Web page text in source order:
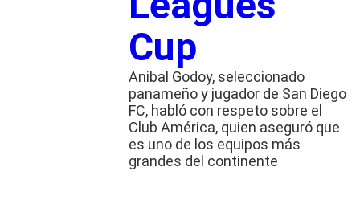
Cup
Anibal Godoy, seleccionado
panameño y jugador de San Diego
FC, habló con respeto sobre el
Club América, quien aseguró que
es uno de los equipos más
grandes del continente